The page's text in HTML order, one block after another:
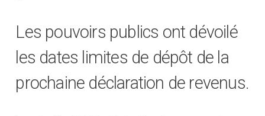
Les pouvoirs publics ont dévoilé
les dates limites de dépôt de la
prochaine déclaration de revenus.